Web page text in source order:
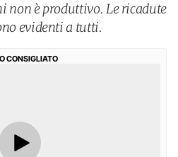
non è produttivo. Le ricadute
evidenti a tutti.
CONSIGLIATO